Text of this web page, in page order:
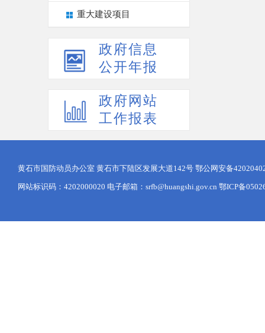
重大建设项目
政府信息
公开年报
政府网站
工作报表
黄石市国防动员办公室 黄石市下陆区发展大道142号 鄂公网安备
网站标识码：4202000020 电子邮箱：srfb@huangshi.gov.cn 鄂ICP备